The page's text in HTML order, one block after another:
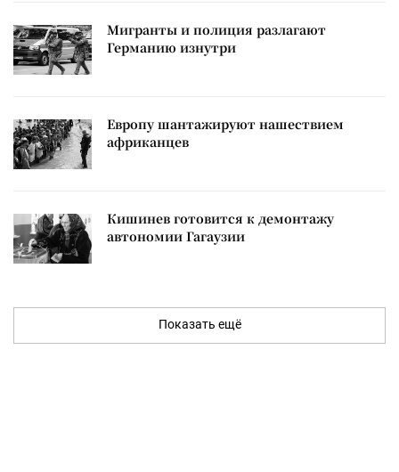
Мигранты и полиция разлагают
Германию изнутри
Европу шантажируют нашествием
африканцев
Кишинев готовится к демонтажу
автономии Гагаузии
Показать ещё